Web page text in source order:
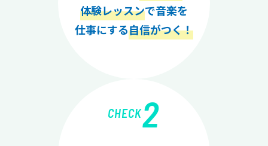
体験レッスンで音楽を
仕事にする自信がつく！
CHECK2